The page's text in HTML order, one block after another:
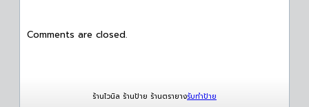
Comments are closed.
ร้านไวนิล ร้านป้าย ร้านตรายางรับทำป้าย